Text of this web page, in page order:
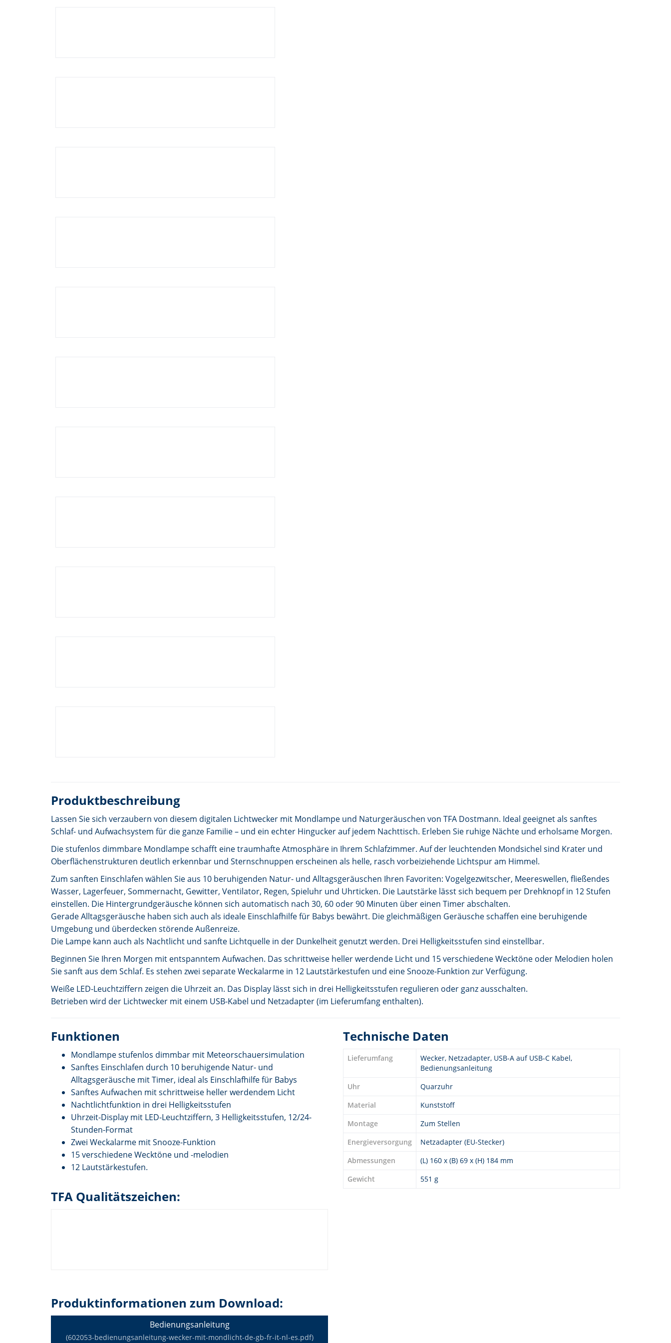
Produktbeschreibung
Lassen Sie sich verzaubern von diesem digitalen Lichtwecker mit Mondlampe und Naturgeräuschen von TFA Dostmann. Ideal geeignet als sanftes
Schlaf- und Aufwachsystem für die ganze Familie – und ein echter Hingucker auf jedem Nachttisch. Erleben Sie ruhige Nächte und erholsame Morgen.
Die stufenlos dimmbare Mondlampe schafft eine traumhafte Atmosphäre in Ihrem Schlafzimmer. Auf der leuchtenden Mondsichel sind Krater und
Oberflächenstrukturen deutlich erkennbar und Sternschnuppen erscheinen als helle, rasch vorbeiziehende Lichtspur am Himmel.
Zum sanften Einschlafen wählen Sie aus 10 beruhigenden Natur- und Alltagsgeräuschen Ihren Favoriten: Vogelgezwitscher, Meereswellen, fließendes
Wasser, Lagerfeuer, Sommernacht, Gewitter, Ventilator, Regen, Spieluhr und Uhrticken. Die Lautstärke lässt sich bequem per Drehknopf in 12 Stufen
einstellen. Die Hintergrundgeräusche können sich automatisch nach 30, 60 oder 90 Minuten über einen Timer abschalten.
Gerade Alltagsgeräusche haben sich auch als ideale Einschlafhilfe für Babys bewährt. Die gleichmäßigen Geräusche schaffen eine beruhigende
Umgebung und überdecken störende Außenreize.
Die Lampe kann auch als Nachtlicht und sanfte Lichtquelle in der Dunkelheit genutzt werden. Drei Helligkeitsstufen sind einstellbar.
Beginnen Sie Ihren Morgen mit entspanntem Aufwachen. Das schrittweise heller werdende Licht und 15 verschiedene Wecktöne oder Melodien holen
Sie sanft aus dem Schlaf. Es stehen zwei separate Weckalarme in 12 Lautstärkestufen und eine Snooze-Funktion zur Verfügung.
Weiße LED-Leuchtziffern zeigen die Uhrzeit an. Das Display lässt sich in drei Helligkeitsstufen regulieren oder ganz ausschalten.
Betrieben wird der Lichtwecker mit einem USB-Kabel und Netzadapter (im Lieferumfang enthalten).
Funktionen
Mondlampe stufenlos dimmbar mit Meteorschauersimulation
Sanftes Einschlafen durch 10 beruhigende Natur- und
Alltagsgeräusche mit Timer, ideal als Einschlafhilfe für Babys
Sanftes Aufwachen mit schrittweise heller werdendem Licht
Nachtlichtfunktion in drei Helligkeitsstufen
Uhrzeit-Display mit LED-Leuchtziffern, 3 Helligkeitsstufen, 12/24-
Stunden-Format
Zwei Weckalarme mit Snooze-Funktion
15 verschiedene Wecktöne und -melodien
12 Lautstärkestufen.
TFA Qualitätszeichen:
Produktinformationen zum Download:
Bedienungsanleitung
(602053-bedienungsanleitung-wecker-mit-mondlicht-de-gb-fr-it-nl-es.pdf)
Technische Daten
Lieferumfang
Wecker, Netzadapter, USB-A auf USB-C Kabel,
Bedienungsanleitung
Uhr
Quarzuhr
Material
Kunststoff
Montage
Zum Stellen
Energieversorgung
Netzadapter (EU-Stecker)
Abmessungen
(L) 160 x (B) 69 x (H) 184 mm
Gewicht
551 g